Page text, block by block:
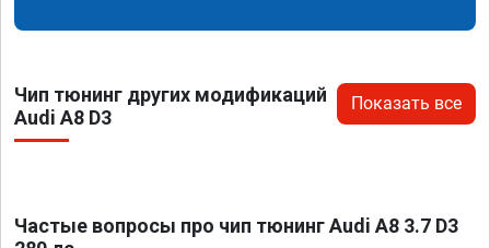
Чип тюнинг других модификаций
Audi A8 D3
Показать все
Частые вопросы про чип тюнинг Audi A8 3.7 D3